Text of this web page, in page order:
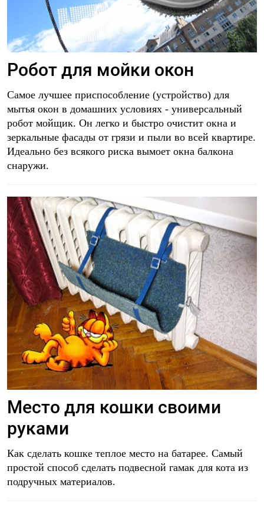
Робот для мойки окон
Самое лучшее приспособление (устройство) для
мытья окон в домашних условиях - универсальный
робот мойщик. Он легко и быстро очистит окна и
зеркальные фасады от грязи и пыли во всей квартире.
Идеально без всякого риска вымоет окна балкона
снаружи.
Место для кошки своими
руками
Как сделать кошке теплое место на батарее. Самый
простой способ сделать подвесной гамак для кота из
подручных материалов.